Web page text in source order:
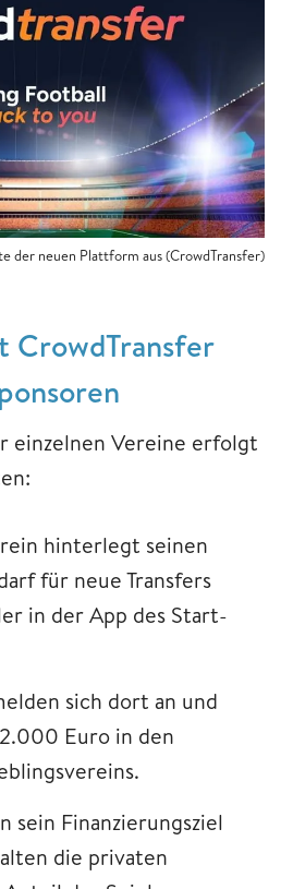
der neuen Plattform aus (CrowdTransfer)
CrowdTransfer
einzelnen Vereine erfolgt
hinterlegt seinen
für neue Transfers
in der App des Start-
sich dort an und
Euro in den
sein Finanzierungsziel
die privaten